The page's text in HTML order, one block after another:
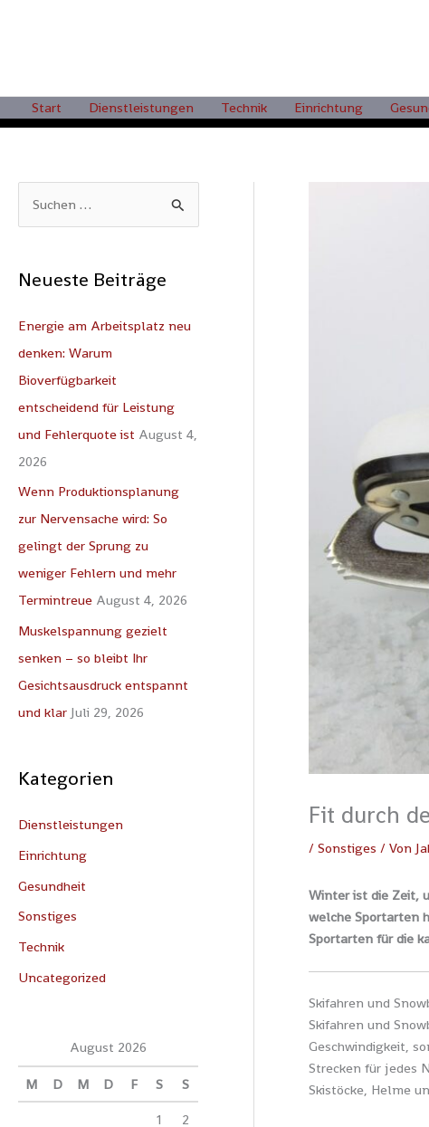
Start Dienstleistungen Technik Einrichtung
hNeueste Beiträge
Energie am Arbeitsplatz neu
denken: Warum
Bioverfügbarkeit
entscheidend für Leistung
und Fehlerquote ist August 4,
2026
Wenn Produktionsplanung
zur Nervensache wird: So
gelingt der Sprung zu
weniger Fehlern und mehr
Termintreue August 4, 2026
Muskelspannung gezielt
senken – so bleibt Ihr
Gesichtsausdruck entspannt
und klar Juli 29, 2026
Kategorien
Dienstleistungen
Einrichtung
Gesundheit
Sonstiges
Technik
Uncategorized
August 2026
M D M D F S S
1
2
Fit durch
/ Sonstiges / Von
Winter ist die Zeit,
welche Sportarten
Sportarten für die
Skifahren und
Skifahren und
Geschwindigkeit,
Strecken für jedes
Skistöcke, Helme